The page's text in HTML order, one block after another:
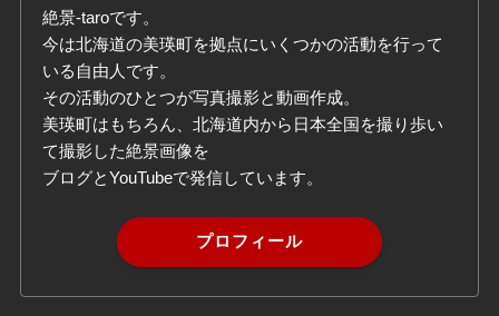
絶景-taroです。
今は北海道の美瑛町を拠点にいくつかの活動を行って
いる自由人です。
その活動のひとつが写真撮影と動画作成。
美瑛町はもちろん、北海道内から日本全国を撮り歩い
て撮影した絶景画像を
ブログとYouTubeで発信しています。
プロフィール